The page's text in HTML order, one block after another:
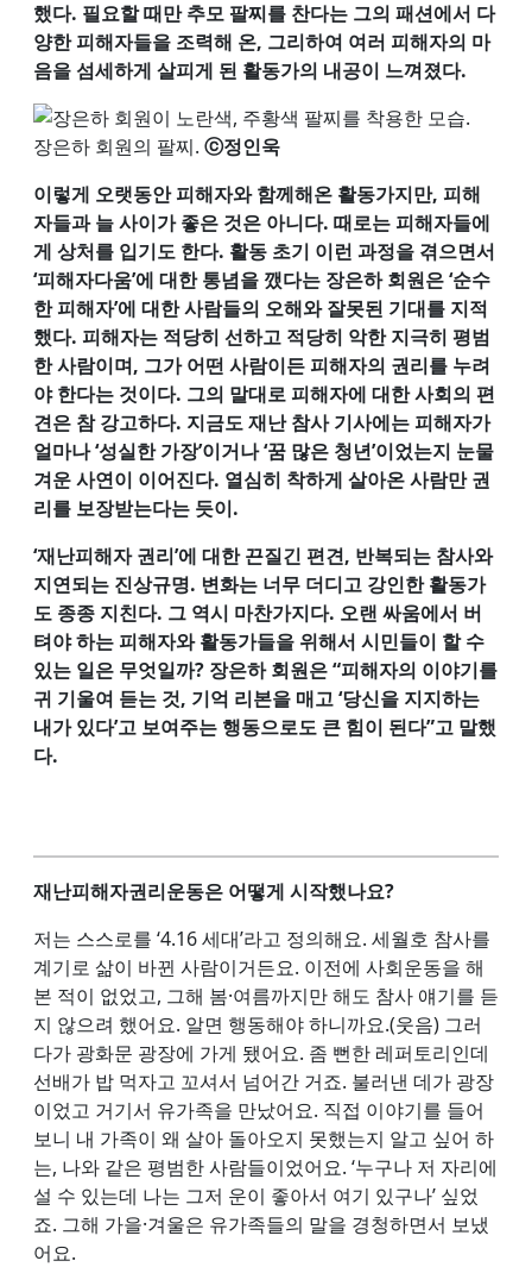
했다. 필요할 때만 추모 팔찌를 찬다는 그의 패션에서 다
양한 피해자들을 조력해 온, 그리하여 여러 피해자의 마
음을 섬세하게 살피게 된 활동가의 내공이 느껴졌다.
장은하 회원의 팔찌. ⓒ정인욱
이렇게 오랫동안 피해자와 함께해온 활동가지만, 피해
자들과 늘 사이가 좋은 것은 아니다. 때로는 피해자들에
게 상처를 입기도 한다. 활동 초기 이런 과정을 겪으면서
‘피해자다움’에 대한 통념을 깼다는 장은하 회원은 ‘순수
한 피해자’에 대한 사람들의 오해와 잘못된 기대를 지적
했다. 피해자는 적당히 선하고 적당히 악한 지극히 평범
한 사람이며, 그가 어떤 사람이든 피해자의 권리를 누려
야 한다는 것이다. 그의 말대로 피해자에 대한 사회의 편
견은 참 강고하다. 지금도 재난 참사 기사에는 피해자가
얼마나 ‘성실한 가장’이거나 ‘꿈 많은 청년’이었는지 눈물
겨운 사연이 이어진다. 열심히 착하게 살아온 사람만 권
리를 보장받는다는 듯이.
‘재난피해자 권리’에 대한 끈질긴 편견, 반복되는 참사와
지연되는 진상규명. 변화는 너무 더디고 강인한 활동가
도 종종 지친다. 그 역시 마찬가지다. 오랜 싸움에서 버
텨야 하는 피해자와 활동가들을 위해서 시민들이 할 수
있는 일은 무엇일까? 장은하 회원은 “피해자의 이야기를
귀 기울여 듣는 것, 기억 리본을 매고 ‘당신을 지지하는
내가 있다’고 보여주는 행동으로도 큰 힘이 된다”고 말했
다.
재난피해자권리운동은 어떻게 시작했나요?
저는 스스로를 ‘4.16 세대’라고 정의해요. 세월호 참사를
계기로 삶이 바뀐 사람이거든요. 이전에 사회운동을 해
본 적이 없었고, 그해 봄·여름까지만 해도 참사 얘기를 듣
지 않으려 했어요. 알면 행동해야 하니까요.(웃음) 그러
다가 광화문 광장에 가게 됐어요. 좀 뻔한 레퍼토리인데
선배가 밥 먹자고 꼬셔서 넘어간 거죠. 불러낸 데가 광장
이었고 거기서 유가족을 만났어요. 직접 이야기를 들어
보니 내 가족이 왜 살아 돌아오지 못했는지 알고 싶어 하
는, 나와 같은 평범한 사람들이었어요. ‘누구나 저 자리에
설 수 있는데 나는 그저 운이 좋아서 여기 있구나’ 싶었
죠. 그해 가을·겨울은 유가족들의 말을 경청하면서 보냈
어요.